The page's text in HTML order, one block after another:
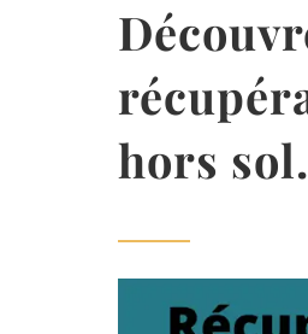
hors sol.